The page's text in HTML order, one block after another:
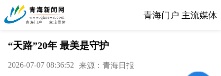
青海门户 主流媒体
“天路”20年 最美是守护
2026-07-07 08:36:52 来源：青海日报